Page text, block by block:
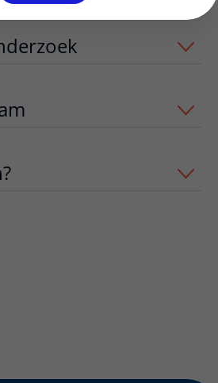
uitklapper,
uitklapper, klik om
uitklapper, klik om te